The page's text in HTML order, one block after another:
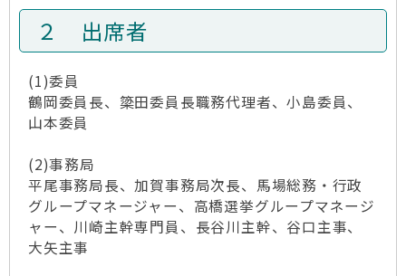
２ 出席者
(1)委員
鶴岡委員長、簗田委員長職務代理者、小島委員、
山本委員
(2)事務局
平尾事務局長、加賀事務局次長、馬場総務・行政
グループマネージャー、高橋選挙グループマネージ
ャー、川崎主幹専門員、長谷川主幹、谷口主事、
大矢主事